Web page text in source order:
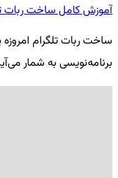
آموزش کامل ساخت ربات
ساخت ربات تلگرام
برنامه‌نویسی به شمار